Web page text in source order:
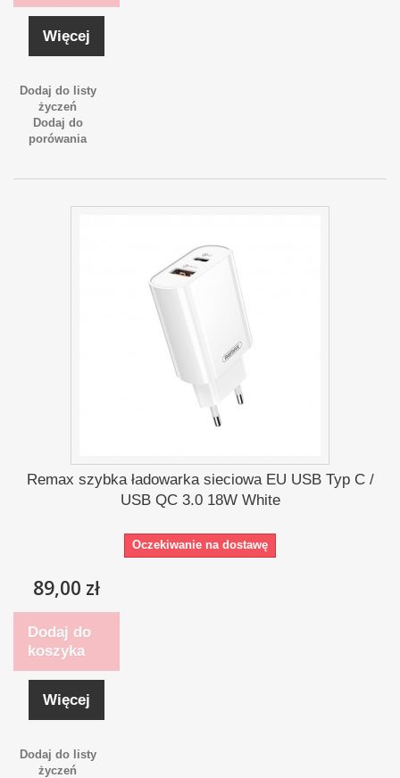
Więcej
Dodaj do listy
życzeń
Dodaj do
porówania
Remax szybka ładowarka sieciowa EU USB Typ C /
USB QC 3.0 18W White
Oczekiwanie na dostawę
89,00 zł
Dodaj do
koszyka
Więcej
Dodaj do listy
życzeń